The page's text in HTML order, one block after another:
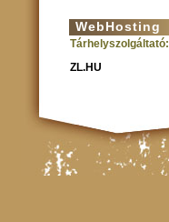
WebHosting
Tárhelyszolgáltató:
ZL.HU